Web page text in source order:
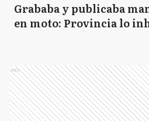
Grababa y publicaba
en moto: Provincia lo
Ads